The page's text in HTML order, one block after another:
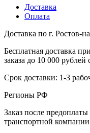
Доставка
Оплата
Доставка по г. Ростов-
Бесплатная доставка
заказа до 10 000 рублей
Срок доставки: 1-3
Регионы РФ
Заказ после предоплаты
транспортной